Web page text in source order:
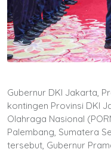
Gubernur DKI Jakarta,
kontingen Provinsi DKI
Olahraga Nasional
Palembang, Sumatera
tersebut, Gubernur